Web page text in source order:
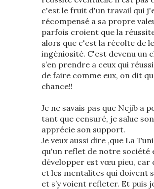
c'est le fruit d'un travail qui
récompensé a sa propre
parfois croient que la
alors que c'est la récolte de
ingéniosité. C'est devenu un
s’en prendre a ceux qui
de faire comme eux, on dit
chance!!
Je ne savais pas que Nejib a
tant que censuré, je salue
apprécie son support.
Je veux aussi dire ,que La
qu'un reflet de notre société
développer est vœu pieu, car
et les mentalites qui doivent
et s’y voient refleter. Et puis